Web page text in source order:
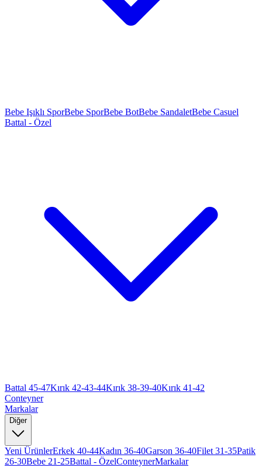
Bebe Işıklı SporBebe SporBebe BotBebe SandaletBebe Casuel
Battal - Özel
Battal 45-47Kırık 42-43-44Kırık 38-39-40Kırık 41-42
Conteyner
Markalar
Diğer
Yeni ÜrünlerErkek 40-44Kadın 36-40Garson 36-40Filet 31-35Patik
26-30Bebe 21-25Battal - ÖzelConteynerMarkalar